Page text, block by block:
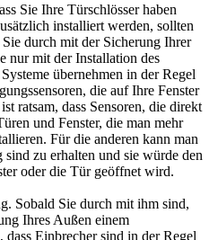
Sie Ihre Türschlösser haben
installiert werden, sollten
durch mit der Sicherung Ihrer
nur mit der Installation des
übernehmen in der Regel
die auf Ihre Fenster
ratsam, dass Sensoren, die direkt
und Fenster, die man mehr
Für die anderen kann man
zu erhalten und sie würde den
oder die Tür geöffnet wird.
Sobald Sie durch mit ihm sind,
Ihres Außen einem
Einbrecher sind in der Regel